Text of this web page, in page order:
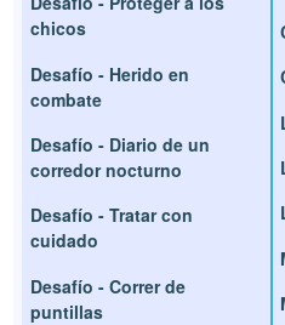
chicos
Desafío - Herido en
combate
Desafío - Diario de un
corredor nocturno
Desafío - Tratar con
cuidado
Desafío - Correr de
puntillas